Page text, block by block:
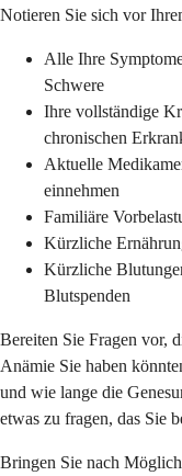
Notieren Sie sich vor
Alle Ihre
Schwere
Ihre vollständige
chronischen
Aktuelle
einnehmen
Familiäre
Kürzliche
Kürzliche
Blutspenden
Bereiten Sie Fragen vor,
Anämie Sie haben
und wie lange die
etwas zu fragen, das Sie
Bringen Sie nach